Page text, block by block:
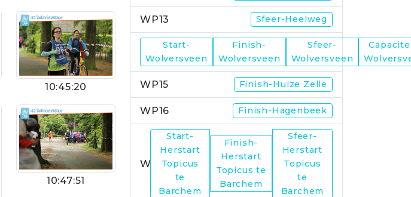
10:45:20
10:47:51
WP13 Sfeer-Heelweg
Start-
Wolversveen
Finish-
Wolversveen
Sfeer-
Wolversveen
WP15 Finish-Huize Zelle
WP16 Finish-Hagenbeek
Start-
Herstart
Topicus
te
Barchem
Finish-
Herstart
Topicus te
Barchem
Sfeer-
Herstart
Topicus
te
Barchem